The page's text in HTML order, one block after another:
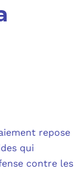
repose
qui
contre les